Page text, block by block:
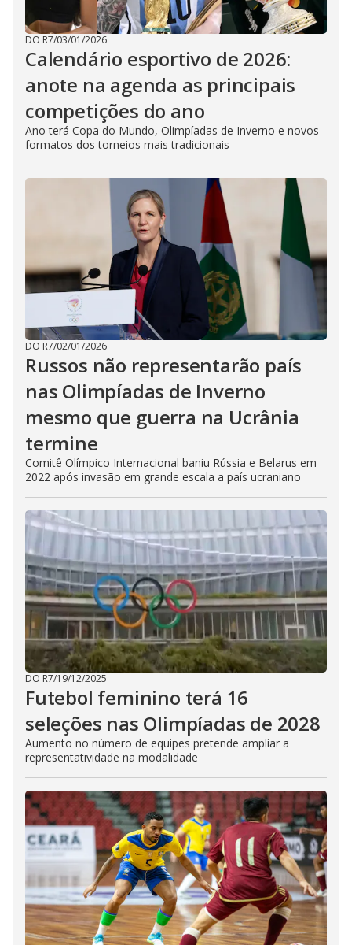
DO R7/03/01/2026
Calendário esportivo de 2026:
anote na agenda as principais
competições do ano
Ano terá Copa do Mundo, Olimpíadas de Inverno e novos
formatos dos torneios mais tradicionais
DO R7/02/01/2026
Russos não representarão país
nas Olimpíadas de Inverno
mesmo que guerra na Ucrânia
termine
Comitê Olímpico Internacional baniu Rússia e Belarus em
2022 após invasão em grande escala a país ucraniano
DO R7/19/12/2025
Futebol feminino terá 16
seleções nas Olimpíadas de 2028
Aumento no número de equipes pretende ampliar a
representatividade na modalidade